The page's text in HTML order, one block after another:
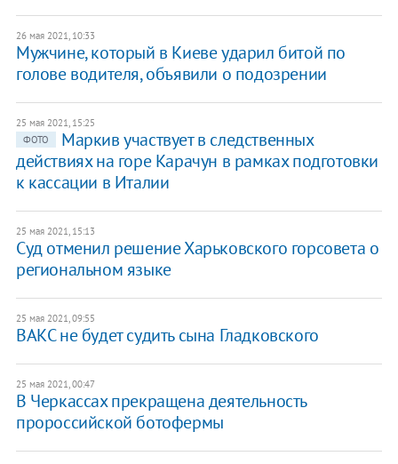
26 мая 2021, 10:33
Мужчине, который в Киеве ударил битой по
голове водителя, объявили о подозрении
25 мая 2021, 15:25
ФОТО
Маркив участвует в следственных
действиях на горе Карачун в рамках подготовки
к кассации в Италии
25 мая 2021, 15:13
Суд отменил решение Харьковского горсовета о
региональном языке
25 мая 2021, 09:55
ВАКС не будет судить сына Гладковского
25 мая 2021, 00:47
В Черкассах прекращена деятельность
пророссийской ботофермы